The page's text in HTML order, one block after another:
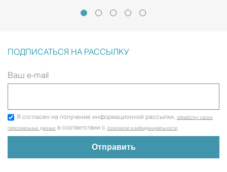
ПОДПИСАТЬСЯ НА РАССЫЛКУ
Ваш e-mail
Я согласен на получение информационной рассылки, обработку своих
персональных данных в соответствии с политикой конфиденциальности